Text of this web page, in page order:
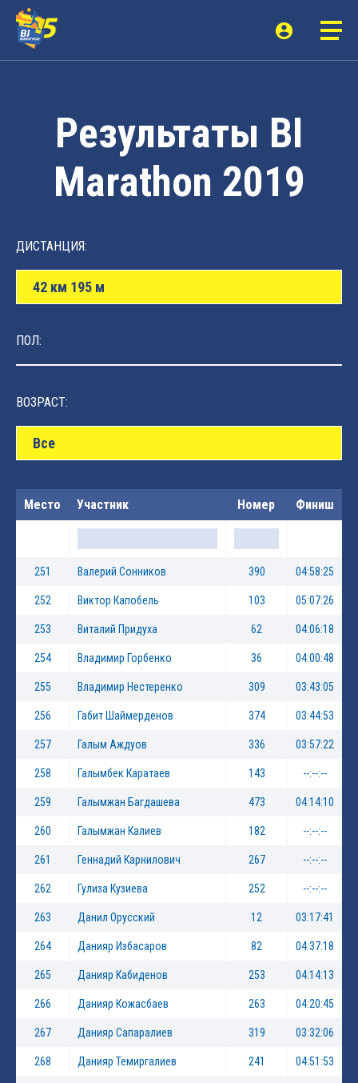
Результаты BI
Marathon 2019
ДИСТАНЦИЯ:
42 км 195 м
ПОЛ:
ВОЗРАСТ:
Все
Место Участник Номер Финиш
251 Валерий Сонников 390 04:58:25
252 Виктор Капобель 103 05:07:26
253 Виталий Придуха 62 04:06:18
254 Владимир Горбенко 36 04:00:48
255 Владимир Нестеренко 309 03:43:05
256 Габит Шаймерденов 374 03:44:53
257 Галым Аждуов 336 03:57:22
258 Галымбек Каратаев 143 --:--:--
259 Галымжан Багдашева 473 04:14:10
260 Галымжан Калиев 182 --:--:--
261 Геннадий Карнилович 267 --:--:--
262 Гулиза Кузиева 252 --:--:--
263 Данил Орусский 12 03:17:41
264 Данияр Избасаров 82 04:37:18
265 Данияр Кабиденов 253 04:14:13
266 Данияр Кожасбаев 263 04:20:45
267 Данияр Сапаралиев 319 03:32:06
268 Данияр Темиргалиев 241 04:51:53